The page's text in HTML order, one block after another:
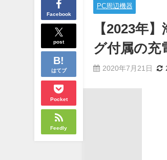
Facebook
post
はてブ
Pocket
Feedly
PC周辺機器
【2023年
グ付属の充
2020年7月21日